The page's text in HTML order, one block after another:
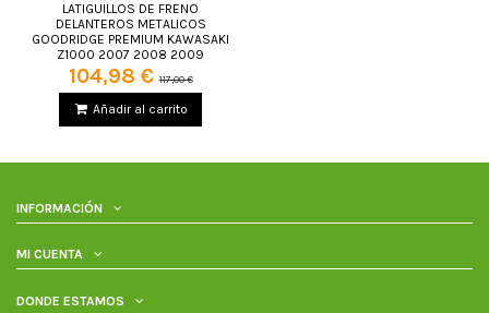
LATIGUILLOS DE FRENO
DELANTEROS METALICOS
GOODRIDGE PREMIUM KAWASAKI
Z1000 2007 2008 2009
104,98 €117,00 €
Añadir al carrito
INFORMACIÓN
MI CUENTA
DONDE ESTAMOS